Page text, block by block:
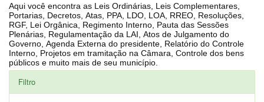
Aqui você encontra as Leis Ordinárias, Leis Complementares,
Portarias, Decretos, Atas, PPA, LDO, LOA, RREO, Resoluções,
RGF, Lei Orgânica, Regimento Interno, Pauta das Sessões
Plenárias, Regulamentação da LAI, Atos de Julgamento do
Governo, Agenda Externa do presidente, Relatório do Controle
Interno, Projetos em tramitação na Câmara, Controle dos bens
públicos e muito mais de seu município.
Filtro